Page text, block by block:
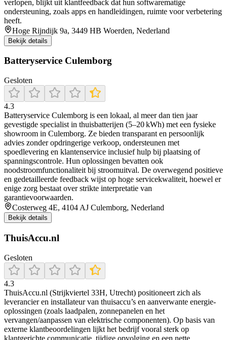
verlopen, blijkt uit klantfeedback dat hun softwarematige
ondersteuning, zoals apps en handleidingen, ruimte voor verbetering
heeft.
Hoge Rijndijk 9a, 3449 HB Woerden, Nederland
Bekijk details
Batteryservice Culemborg
Gesloten
4.3
Batteryservice Culemborg is een lokaal, al meer dan tien jaar
gevestigde specialist in thuisbatterijen (5–20 kWh) met een fysieke
showroom in Culemborg. Ze bieden transparant en persoonlijk
advies zonder opdringerige verkoop, ondersteunen met
spoedlevering en klantenservice inclusief hulp bij plaatsing of
spanningscontrole. Hun oplossingen bevatten ook
noodstroomfunctionaliteit bij stroomuitval. De overwegend positieve
en gedetailleerde feedback wijst op hoge servicekwaliteit, hoewel er
enige zorg bestaat over strikte interpretatie van
garantievoorwaarden.
Costerweg 4E, 4104 AJ Culemborg, Nederland
Bekijk details
ThuisAccu.nl
Gesloten
4.3
ThuisAccu.nl (Strijkviertel 33H, Utrecht) positioneert zich als
leverancier en installateur van thuisaccu’s en aanverwante energie-
oplossingen (zoals laadpalen, zonnepanelen en het
vervangen/aanpassen van elektrische componenten). Op basis van
externe klantbeoordelingen lijkt het bedrijf vooral sterk op
klantgerichte communicatie, tijdige opvolging en een nette